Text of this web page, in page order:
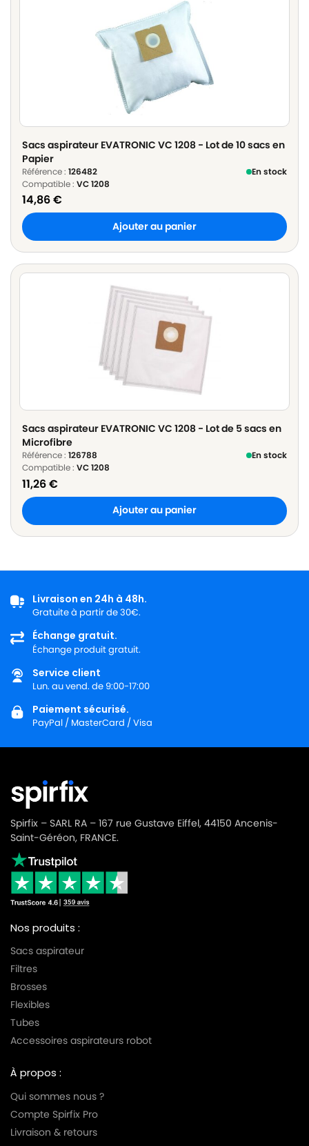
Sacs aspirateur EVATRONIC VC 1208 - Lot de 10 sacs en
Papier
Référence : 126482
En stock
Compatible : VC 1208
14,86€
Ajouter au panier
Sacs aspirateur EVATRONIC VC 1208 - Lot de 5 sacs en
Microfibre
Référence : 126788
En stock
Compatible : VC 1208
11,26€
Ajouter au panier
Livraison en 24h à 48h.
Gratuite à partir de 30€.
Échange gratuit.
Échange produit gratuit.
Service client
Lun. au vend. de 9:00-17:00
Paiement sécurisé.
PayPal / MasterCard / Visa
Spirfix – SARL RA – 167 rue Gustave Eiffel, 44150 Ancenis-
Saint-Géréon, FRANCE.
Nos produits :
Sacs aspirateur
Filtres
Brosses
Flexibles
Tubes
Accessoires aspirateurs robot
À propos :
Qui sommes nous ?
Compte Spirfix Pro
Livraison & retours